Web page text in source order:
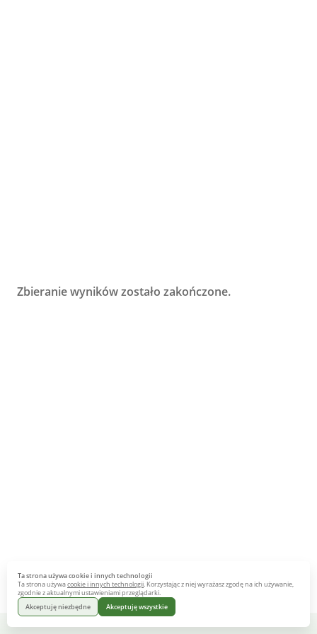
Ta strona używa cookie i innych technologii
Ta strona używacookie i innych technologii. Korzystając z niej wyrażasz zgodę na ich używanie,
zgodnie z aktualnymi ustawieniami przeglądarki.
Akceptuję niezbędne
Akceptuję wszystkie
Zbieranie wyników zostało zakończone.